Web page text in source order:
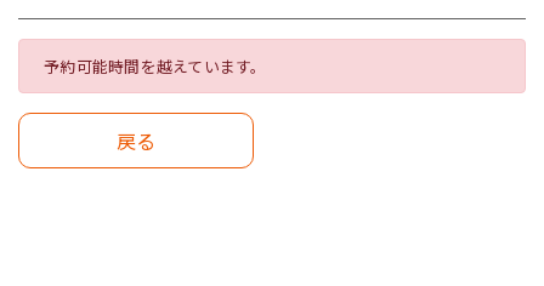
予約可能時間を越えています。
戻る